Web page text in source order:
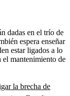
dadas en el trío de
espera enseñar
estar ligados a lo
el mantenimiento de
la brecha de